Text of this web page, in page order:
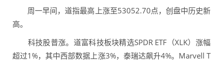
周一早间，道指最高上涨至53052.70点，创盘中历史新
高。
科技股普涨。道富科技板块精选SPDR ETF（XLK）涨幅
超过1%，其中西部数据上涨3%，泰瑞达飙升4%。Marvell T